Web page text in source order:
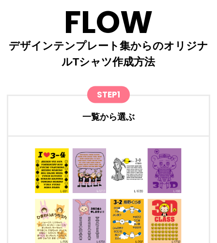
FLOW
デザインテンプレート集からのオリジナ
ルTシャツ作成方法
STEP1
一覧から選ぶ